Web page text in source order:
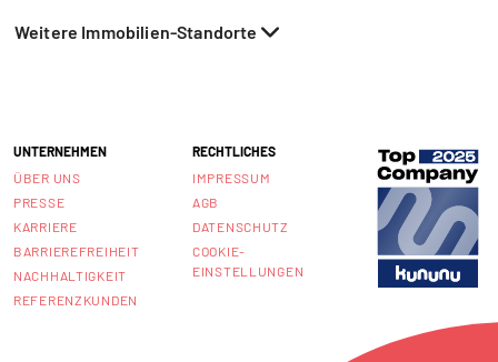
Weitere Immobilien-Standorte
UNTERNEHMEN
ÜBER UNS
PRESSE
KARRIERE
BARRIEREFREIHEIT
NACHHALTIGKEIT
REFERENZKUNDEN
RECHTLICHES
IMPRESSUM
AGB
DATENSCHUTZ
COOKIE-
EINSTELLUNGEN